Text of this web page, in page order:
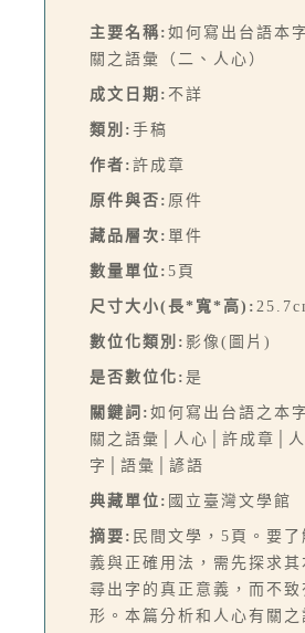
主要名稱: 如何寫出台語本
關之語彙（二、人心）
成文日期: 不詳
類別: 手稿
作者: 許成章
原件與否: 原件
藏品層次: 單件
數量單位: 5頁
尺寸大小(長*寬*高):
數位化類別: 影像(圖片)
是否數位化: 是
關鍵詞: 如何寫出台語之本
關之語彙│人心│許成章│
字│語彙│諺語
典藏單位: 國立臺灣文學館
摘要: 民間文學，5頁。要了
義與正確用法，需先探求
尋出字的真正意義，而不致
形。本篇分析和人心有關之